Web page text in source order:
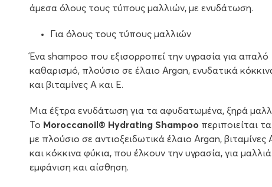
άμεσα όλους τους τύπους μαλλιών, με ενυδάτωση.
Για όλους τους τύπους μαλλιών
Ένα shampoo που εξισορροπεί την υγρασία για απαλό
καθαρισμό, πλούσιο σε έλαιο Argan, ενυδατικά
και βιταμίνες Α και Ε.
Μια έξτρα ενυδάτωση για τα αφυδατωμένα, ξηρά
Το Moroccanoil® Hydrating Shampoo περιποιείται
με πλούσιο σε αντιοξειδωτικά έλαιο Argan, βιταμίνες
και κόκκινα φύκια, που έλκουν την υγρασία, για μαλλιά
εμφάνιση και αίσθηση.